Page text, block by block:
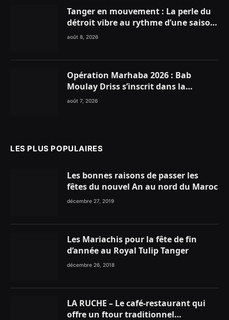
Tanger en mouvement : La perle du
détroit vibre au rythme d’une saison
estivale record !
août 8, 2026
Opération Marhaba 2026 : Bab
Moulay Driss s’inscrit dans la
dynamique nationale en faveur des
août 7, 2026
LES PLUS POPULAIRES
Les bonnes raisons de passer les
fêtes du nouvel An au nord du Maroc
décembre 27, 2019
Les Mariachis pour la fête de fin
d’année au Royal Tulip Tanger
décembre 26, 2018
LA RUCHE – Le café-restaurant qui
offre un ftour traditionnel